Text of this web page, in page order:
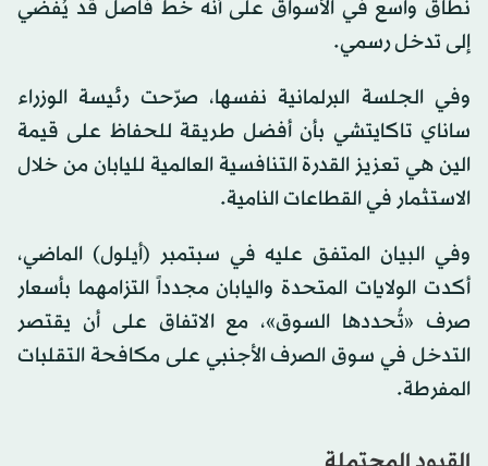
نطاق واسع في الأسواق على أنه خط فاصل قد يُفضي
إلى تدخل رسمي.
وفي الجلسة البرلمانية نفسها، صرّحت رئيسة الوزراء
ساناي تاكايتشي بأن أفضل طريقة للحفاظ على قيمة
الين هي تعزيز القدرة التنافسية العالمية لليابان من خلال
الاستثمار في القطاعات النامية.
وفي البيان المتفق عليه في سبتمبر (أيلول) الماضي،
أكدت الولايات المتحدة واليابان مجدداً التزامهما بأسعار
صرف «تُحددها السوق»، مع الاتفاق على أن يقتصر
التدخل في سوق الصرف الأجنبي على مكافحة التقلبات
المفرطة.